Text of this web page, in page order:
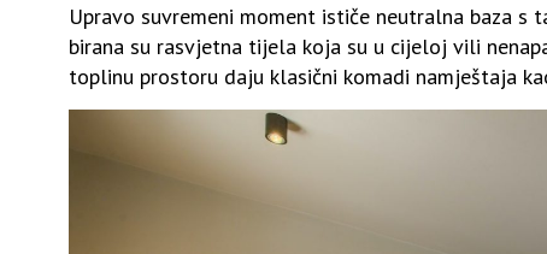
Upravo suvremeni moment ističe neutralna baza
birana su rasvjetna tijela koja su u cijeloj vili
toplinu prostoru daju klasični komadi namještaja